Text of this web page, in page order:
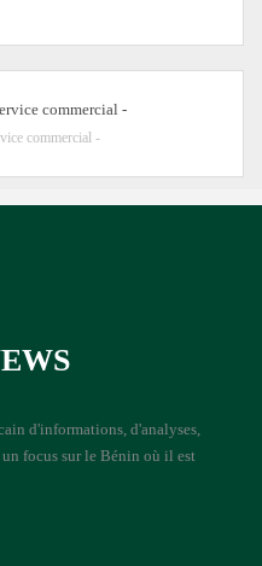
commercial -
d'informations, d'analyses,
focus sur le Bénin où il est